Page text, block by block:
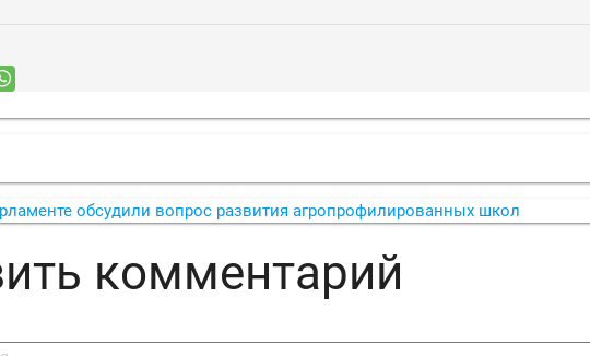
обсудили вопрос развития агропрофилированных школ
комментарий